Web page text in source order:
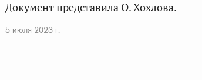
Документ представила О. Хохлова.
5 июля 2023 г.